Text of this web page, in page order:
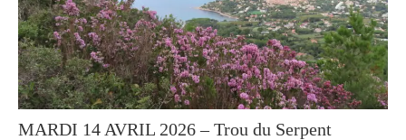
Randonnées
MARDI 14 AVRIL 2026 – Trou du Serpent